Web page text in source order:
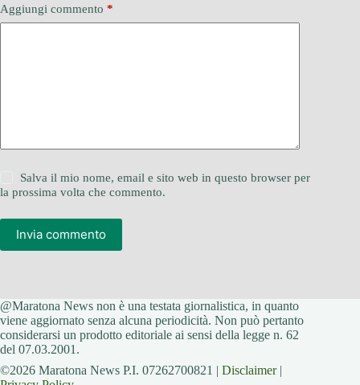
Aggiungi commento *
Salva il mio nome, email e sito web in questo browser per
la prossima volta che commento.
Invia commento
@Maratona News non è una testata giornalistica, in quanto
viene aggiornato senza alcuna periodicità. Non può pertanto
considerarsi un prodotto editoriale ai sensi della legge n. 62
del 07.03.2001.
©2026 Maratona News P.I. 07262700821 | Disclaimer|